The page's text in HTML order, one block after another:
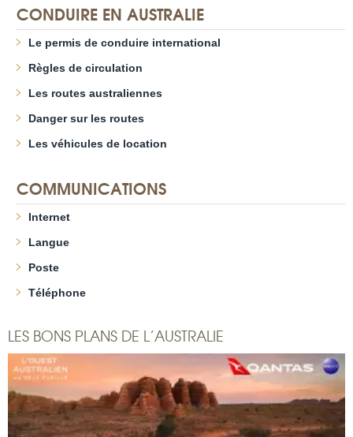
CONDUIRE EN AUSTRALIE
Le permis de conduire international
Règles de circulation
Les routes australiennes
Danger sur les routes
Les véhicules de location
COMMUNICATIONS
Internet
Langue
Poste
Téléphone
LES BONS PLANS DE L’AUSTRALIE